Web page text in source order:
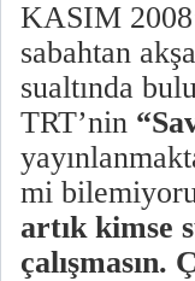
KASIM
sabahtan
sualtında
TRT’nin
mi
artık kimse